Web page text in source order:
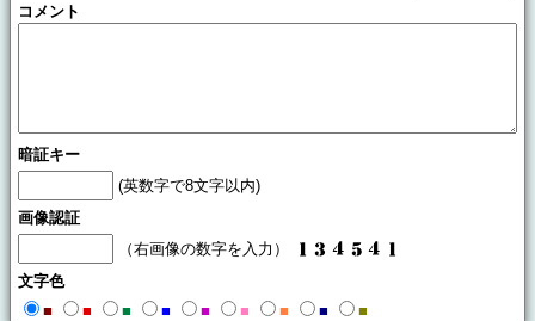
コメント
暗証キー
(英数字で8文字以内)
画像認証
（右画像の数字を入力）
文字色
■
■ ■ ■ ■ ■ ■ ■ ■